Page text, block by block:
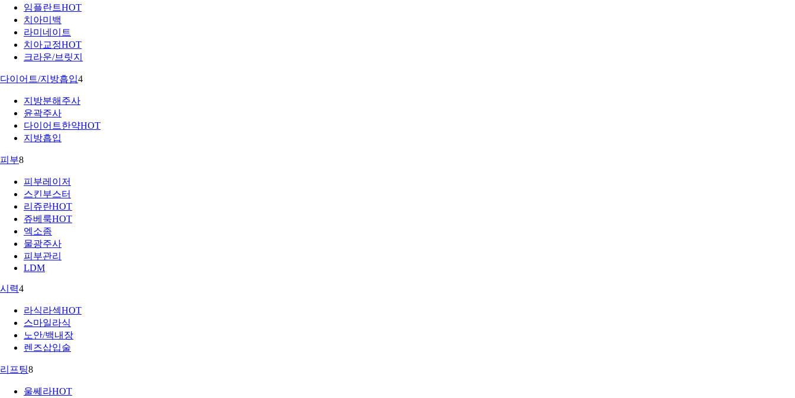
임플란트HOT
치아미백
라미네이트
치아교정HOT
크라운/브릿지
다이어트/지방흡입4
지방분해주사
윤곽주사
다이어트한약HOT
지방흡입
피부8
피부레이저
스킨부스터
리쥬란HOT
쥬베룩HOT
엑소좀
물광주사
피부관리
LDM
시력4
라식라섹HOT
스마일라식
노안/백내장
렌즈삽입술
리프팅8
울쎄라HOT